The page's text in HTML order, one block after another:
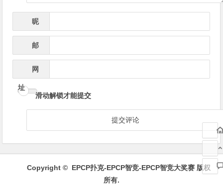
昵
邮
网
址
滑动解锁才能提交
Copyright © EPCP扑克-EPCP智竞-EPCP智竞大奖赛版权
所有.